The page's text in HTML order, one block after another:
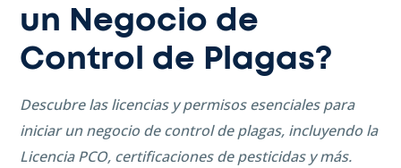
un Negocio de
Control de Plagas?
Descubre las licencias y permisos esenciales para
iniciar un negocio de control de plagas, incluyendo la
Licencia PCO, certificaciones de pesticidas y más.